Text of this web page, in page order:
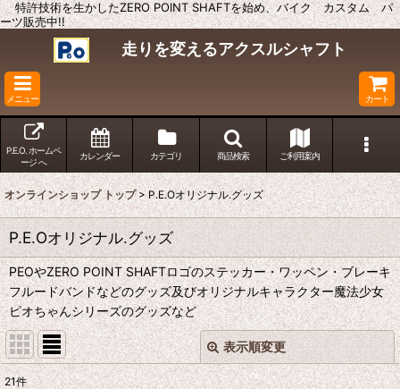
特許技術を生かしたZERO POINT SHAFTを始め、バイク カスタム パ
ーツ販売中!!
走りを変えるアクスルシャフト
メニュー カート
P.E.O. ホームペ
ージ へ
カレンダー カテゴリ 商品検索 ご利用案内
オンラインショップ トップ > P.E.Oオリジナル.グッズ
P.E.Oオリジナル.グッズ
PEOやZERO POINT SHAFTロゴのステッカー・ワッペン・ブレーキ
フルードバンドなどのグッズ及びオリジナルキャラクター魔法少女
ピオちゃんシリーズのグッズなど
表示順変更 閉じる
21件